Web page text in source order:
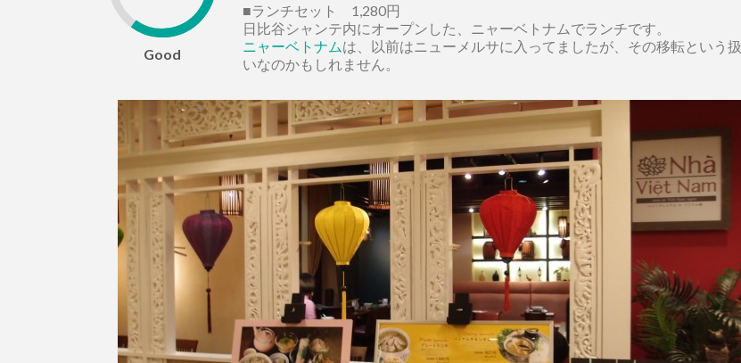
Good
■ランチセット 1,280円
日比谷シャンテ内にオープンした、ニャーベトナムでランチです。
ニャーベトナムは、以前はニューメルサに入ってましたが、その移転という扱
いなのかもしれません。